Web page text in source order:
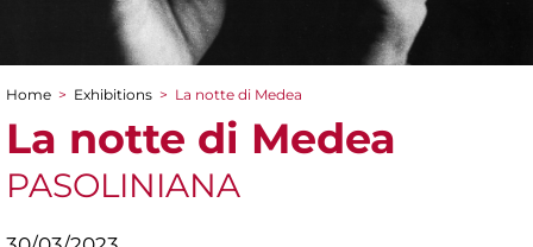
You are here
Home > Exhibitions > La notte di Medea
La notte di Medea
PASOLINIANA